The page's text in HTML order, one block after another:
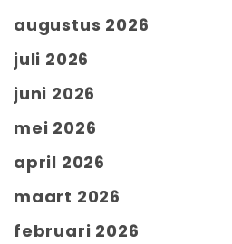
augustus 2026
juli 2026
juni 2026
mei 2026
april 2026
maart 2026
februari 2026